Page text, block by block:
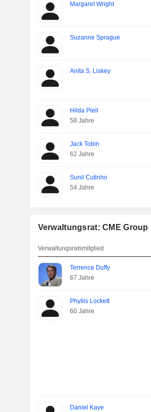
Margaret Wright
Suzanne Sprague
Anita S. Liskey
Hilda Piell
58 Jahre
Jack Tobin
62 Jahre
Sunil Cutinho
54 Jahre
Verwaltungsrat: CME Group
Verwaltungsratsmitglied
Terrence Duffy
67 Jahre
Phyllis Lockett
60 Jahre
Daniel Kaye